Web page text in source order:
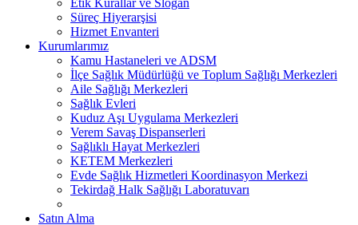
Süreç Hiyerarşisi
Hizmet Envanteri
Kurumlarımız
Kamu Hastaneleri ve ADSM
İlçe Sağlık Müdürlüğü ve Toplum Sağlığı Merkezleri
Aile Sağlığı Merkezleri
Sağlık Evleri
Kuduz Aşı Uygulama Merkezleri
Verem Savaş Dispanserleri
Sağlıklı Hayat Merkezleri
KETEM Merkezleri
Evde Sağlık Hizmetleri Koordinasyon Merkezi
Tekirdağ Halk Sağlığı Laboratuvarı
Satın Alma